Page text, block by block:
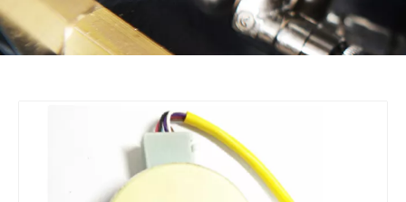
Contact